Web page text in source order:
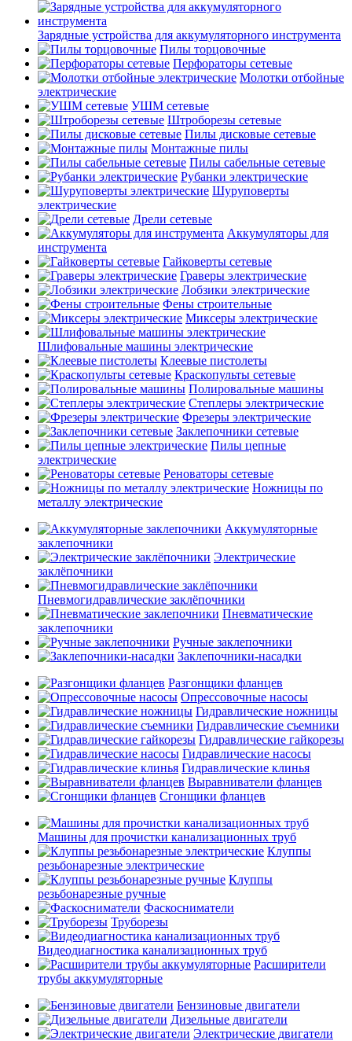
Зарядные устройства для аккумуляторного инструмента
Пилы торцовочные
Перфораторы сетевые
Молотки отбойные
электрические
УШМ сетевые
Штроборезы сетевые
Пилы дисковые сетевые
Монтажные пилы
Пилы сабельные сетевые
Рубанки электрические
Шуруповерты
электрические
Дрели сетевые
Аккумуляторы для
инструмента
Гайковерты сетевые
Граверы электрические
Лобзики электрические
Фены строительные
Миксеры электрические
Шлифовальные машины электрические
Клеевые пистолеты
Краскопульты сетевые
Полировальные машины
Степлеры электрические
Фрезеры электрические
Заклепочники сетевые
Пилы цепные
электрические
Реноваторы сетевые
Ножницы по
металлу электрические
Аккумуляторные
заклепочники
Электрические
заклёпочники
Пневмогидравлические заклёпочники
Пневматические
заклепочники
Ручные заклепочники
Заклепочники-насадки
Разгонщики фланцев
Опрессовочные насосы
Гидравлические ножницы
Гидравлические съемники
Гидравлические гайкорезы
Гидравлические насосы
Гидравлические клинья
Выравниватели фланцев
Сгонщики фланцев
Машины для прочистки канализационных труб
Клуппы
резьбонарезные электрические
Клуппы
резьбонарезные ручные
Фаскосниматели
Труборезы
Видеодиагностика канализационных труб
Расширители
трубы аккумуляторные
Бензиновые двигатели
Дизельные двигатели
Электрические двигатели